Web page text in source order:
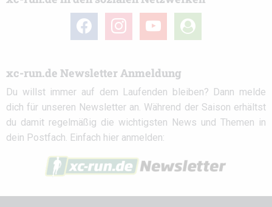
facebook instagramyoutube
user-
circle
xc-run.de Newsletter Anmeldung
Du willst immer auf dem Laufenden bleiben? Dann melde
dich für unseren Newsletter an. Während der Saison erhältst
du damit regelmäßig die wichtigsten News und Themen in
dein Postfach. Einfach hier anmelden: